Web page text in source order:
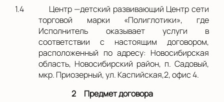
1.4
Центр —детский развивающий Центр сети
торговой марки «Полиглотики», где
Исполнитель оказывает услуги в
соответствии с настоящим договором,
расположенный по адресу: Новосибирская
область, Новосибирский район, п. Садовый,
мкр. Приозерный, ул. Каспийская,2, офис 4.
2
Предмет договора